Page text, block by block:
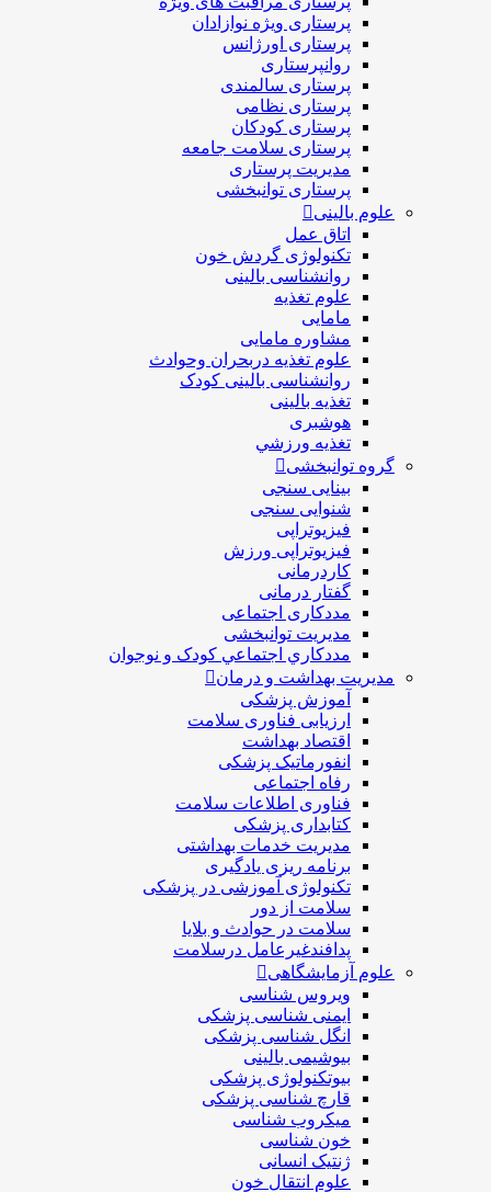
پرستاری ويژه نوازادان
پرستاری اورژانس
روانپرستاری
پرستاری سالمندی
پرستاری نظامی
پرستاری کودکان
پرستاری سلامت جامعه
مدیریت پرستاری
پرستاری توانبخشی
علوم بالینی
اتاق عمل
تکنولوژی گردش خون
روانشناسی بالینی
علوم تغذیه
مامایی
مشاوره مامایی
علوم تغذیه دربحران وحوادث
روانشناسی بالینی کودک
تغذیه بالینی
هوشبری
تغذيه ورزشي
گروه توانبخشی
بینایی سنجی
شنوایی سنجی
فیزیوتراپی
فیزیوتراپی ورزش
کاردرمانی
گفتار درمانی
مددکاری اجتماعی
مديريت توانبخشی
مددکاري اجتماعي کودک و نوجوان
مدیریت بهداشت و درمان
آموزش پزشکی
ارزیابی فناوری سلامت
اقتصاد بهداشت
انفورماتیک پزشکی
رفاه اجتماعی
فناوری اطلاعات سلامت
کتابداری پزشکی
مديريت خدمات بهداشتی
برنامه ریزی یادگیری
تکنولوژی آموزشی در پزشکی
سلامت از دور
سلامت در حوادث و بلایا
پدافندغیرعامل درسلامت
علوم آزمایشگاهی
ویروس شناسی
ایمنی شناسی پزشكی
انگل شناسی پزشکی
بیوشیمی بالینی
بیوتکنولوژی پزشکی
قارچ شناسی پزشکی
ميكروب شناسی
خون شناسی
ژنتیک انسانی
علوم انتقال خون